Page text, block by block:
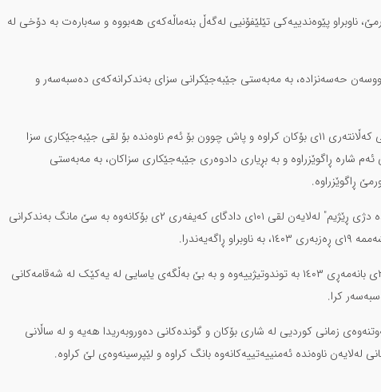
ناوبراو پێوەندییەکی تێلێفۆنیی لەگەڵ بنەماڵەکەی هەبووە و سەبارەت بە دۆخی لە
سێشەممە ١٣ی سەرماوەزی ١٤٠٣، سووسەن حەسەنزادە، بە مەبەستی جێبەجێکرانی سزای بەندکرانەکەی دەسبەسەر و
ئەم چالاکە مەدەنییە بە بیانووی سکاڵا بانگی کەڵانتەری ١١ی بۆکان کراوە و پاش چوون بۆ ئەم ناوەندە بۆ لقی جێبەجێکاری سزا
شارە ڕاگوێزراوە و بە بڕیاری دادوەری جێبەجێکاری سزاکان، بە مەبەستی
ڕاگوێزراوە.
سووسون حەسەنزادە بە تۆمەتی "پروپاگەندە دژی ڕێژیم" لەلایەن لقی ١٠١ی دادگای کەیفەری ٢ی بۆکانەوە بە سێ مانگ بەندکرانی
سووسەن حەسەنزادە، ڕۆژی چوارشەممە ٢٦ی بانەمەڕی ١٤٠٣ بە توندوتیژییەوە و بە بێ بەڵگەی یاسایی لە یەکێک لە شەقامەکانی
کرا.
پێشینەی ١٧ ساڵ وانەوتنەوەی زمانی کوردیی لە شاری بۆکان و گوندەکانی دەوروبەریدا هەیە و لە ساڵانی
لەلایەن ناوەندە ئەمنییەتییەکانەوە بانگ کراوە و لێپرسینەوەی لێ کراوە.